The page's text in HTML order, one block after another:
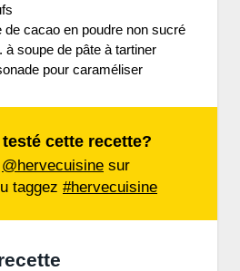
de cacao en poudre non sucré
à soupe de pâte à tartiner
pour caraméliser
cette recette?
@hervecuisine sur
taggez #hervecuisine